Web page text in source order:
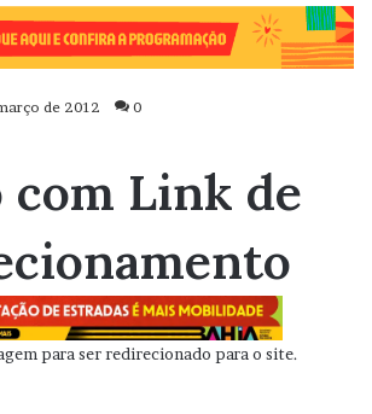
de 2012 0
com Link de
para ser redirecionado para o site.